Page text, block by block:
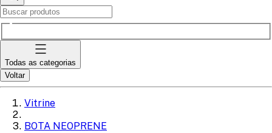
Todas as categorias
Voltar
Vitrine
BOTA NEOPRENE